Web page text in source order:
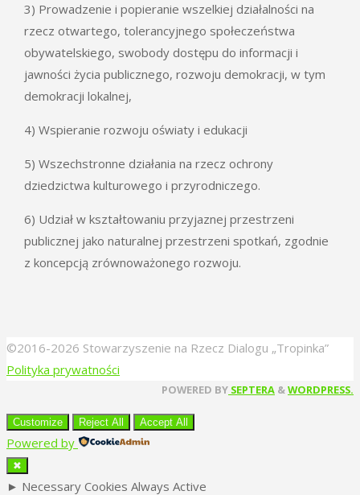
3) Prowadzenie i popieranie wszelkiej działalności na
rzecz otwartego, tolerancyjnego społeczeństwa
obywatelskiego, swobody dostępu do informacji i
jawności życia publicznego, rozwoju demokracji, w tym
demokracji lokalnej,
4) Wspieranie rozwoju oświaty i edukacji
5) Wszechstronne działania na rzecz ochrony
dziedzictwa kulturowego i przyrodniczego.
6) Udział w kształtowaniu przyjaznej przestrzeni
publicznej jako naturalnej przestrzeni spotkań, zgodnie
z koncepcją zrównoważonego rozwoju.
©2016-2026 Stowarzyszenie na Rzecz Dialogu „Tropinka”
Polityka prywatności
POWERED BY SEPTERA &WORDPRESS.
to
Top
Customize Reject All Accept All
Powered by
✖
► Necessary Cookies Always Active